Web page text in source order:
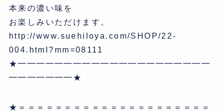
本来の濃い味を
お楽しみいただけます。
http://www.suehiloya.com/SHOP/22-
004.html?mm=08111
★━━━━━━━━━━━━━━━━━━━━━
━━━━━━━★
★＝＝＝＝＝＝＝＝＝＝＝＝＝＝＝＝＝＝＝＝＝